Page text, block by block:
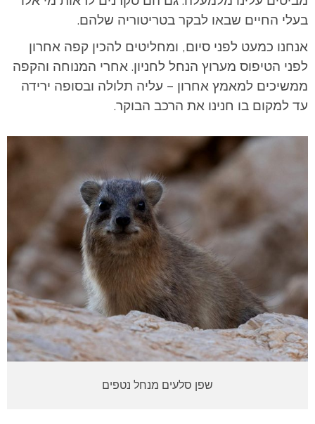
בעלי החיים שבאו לבקר בטריטוריה שלהם.
אנחנו כמעט לפני סיום, ומחליטים להכין קפה אחרון
לפני הטיפוס מערוץ הנחל לחניון. אחרי המנוחה והקפה
ממשיכים למאמץ אחרון – עליה תלולה ובסופה ירידה
עד למקום בו חנינו את הרכב הבוקר.
שפן סלעים מנחל נטפים